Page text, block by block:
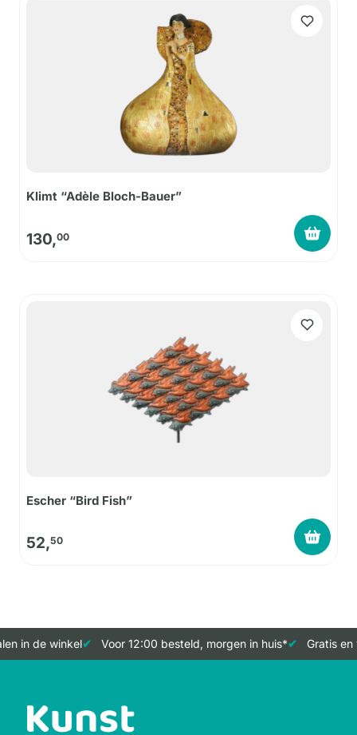
Klimt “Adèle Bloch-Bauer”
130,00
Escher “Bird Fish”
52,50
in de winkel Voor 12:00 besteld, morgen in huis* Gratis en